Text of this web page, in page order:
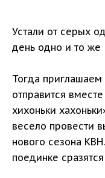
Устали от серых
день одно и то же
Тогда приглашаем
отправится
хихоньки
весело провести
нового сезона
поединке